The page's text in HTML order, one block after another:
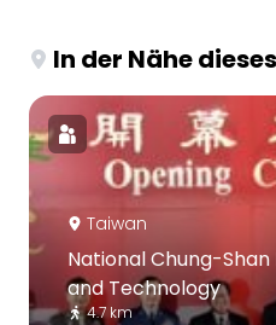
In der Nähe
Taiwan
National Chung-
and Technology
4.7 km